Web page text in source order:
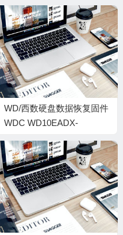
WD/西数硬盘数据恢复固件
WDC WD10EADX-
WCAV5L893688-
007700CD-1974